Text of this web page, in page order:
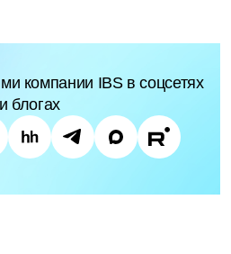
компании IBS в соцсетях
и блогах